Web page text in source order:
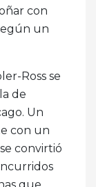
con
un
Ross se
de
Un
con un
convirtió